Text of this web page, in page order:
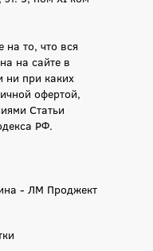
то, что вся
на сайте в
ни при каких
офертой,
Статьи
РФ.
- ЛМ Проджект